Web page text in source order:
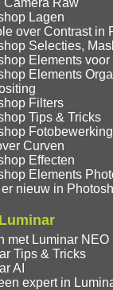
Lagen
over Contrast in
Selecties,
Elements voor
Elements
Filters
Tips & Tricks
Curven
Effecten
Elements
nieuw in
met Luminar NEO
Tips & Tricks
AI
expert in